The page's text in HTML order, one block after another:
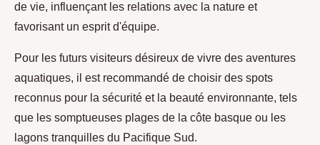
de vie, influençant les relations avec la nature et
favorisant un esprit d'équipe.
Pour les futurs visiteurs désireux de vivre des aventures
aquatiques, il est recommandé de choisir des spots
reconnus pour la sécurité et la beauté environnante, tels
que les somptueuses plages de la côte basque ou les
lagons tranquilles du Pacifique Sud.